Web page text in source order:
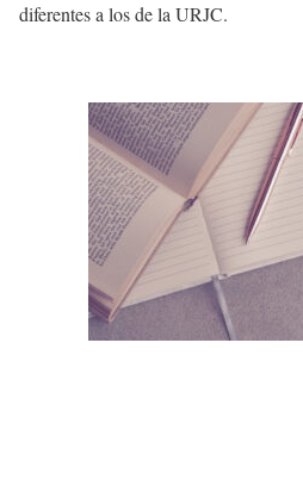
diferentes a los de la URJC.